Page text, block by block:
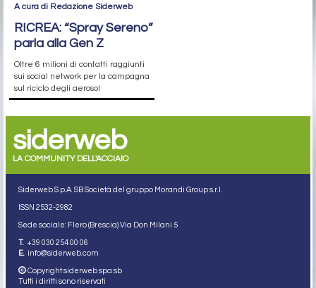
A cura di Redazione Siderweb
RICREA: “Spray Sereno”
parla alla Gen Z
Oltre 6 milioni di contatti raggiunti
sui social network per la campagna
sul riciclo degli aerosol
siderweb
LA COMMUNITY DELL'ACCIAIO
Siderweb S.p.A. SB Società del gruppo Morandi Group s.r.l.
ISSN 2532-2982
Sede sociale: Flero (Brescia) Via Don Milani 5
T. +39 030 254 00 06
E. info@siderweb.com
Copyright siderweb spa sb
Tutti i diritti sono riservati